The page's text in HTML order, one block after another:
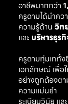
อาชีพมากกว่า
ครูดามได้นำคว
ความรู้ด้าน วิท
และ บริหารธุร
ครูดามทุ่มเททั้
เอกลักษณ์ เพื่อ
อย่างถูกต้องต
ความแม่นยำ
ระเบียบวินัย แ